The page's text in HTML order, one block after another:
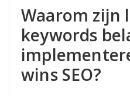
Waarom zijn
keywords
wins SEO?